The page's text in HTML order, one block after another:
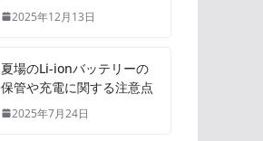
2025年12月13日
夏場のLi-ionバッテリーの
保管や充電に関する注意点
2025年7月24日